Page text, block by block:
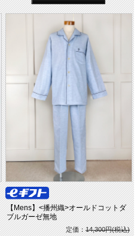
【Mens】<播州織>オールドコットダ
ブルガーゼ無地
定価：14,300円(税込)